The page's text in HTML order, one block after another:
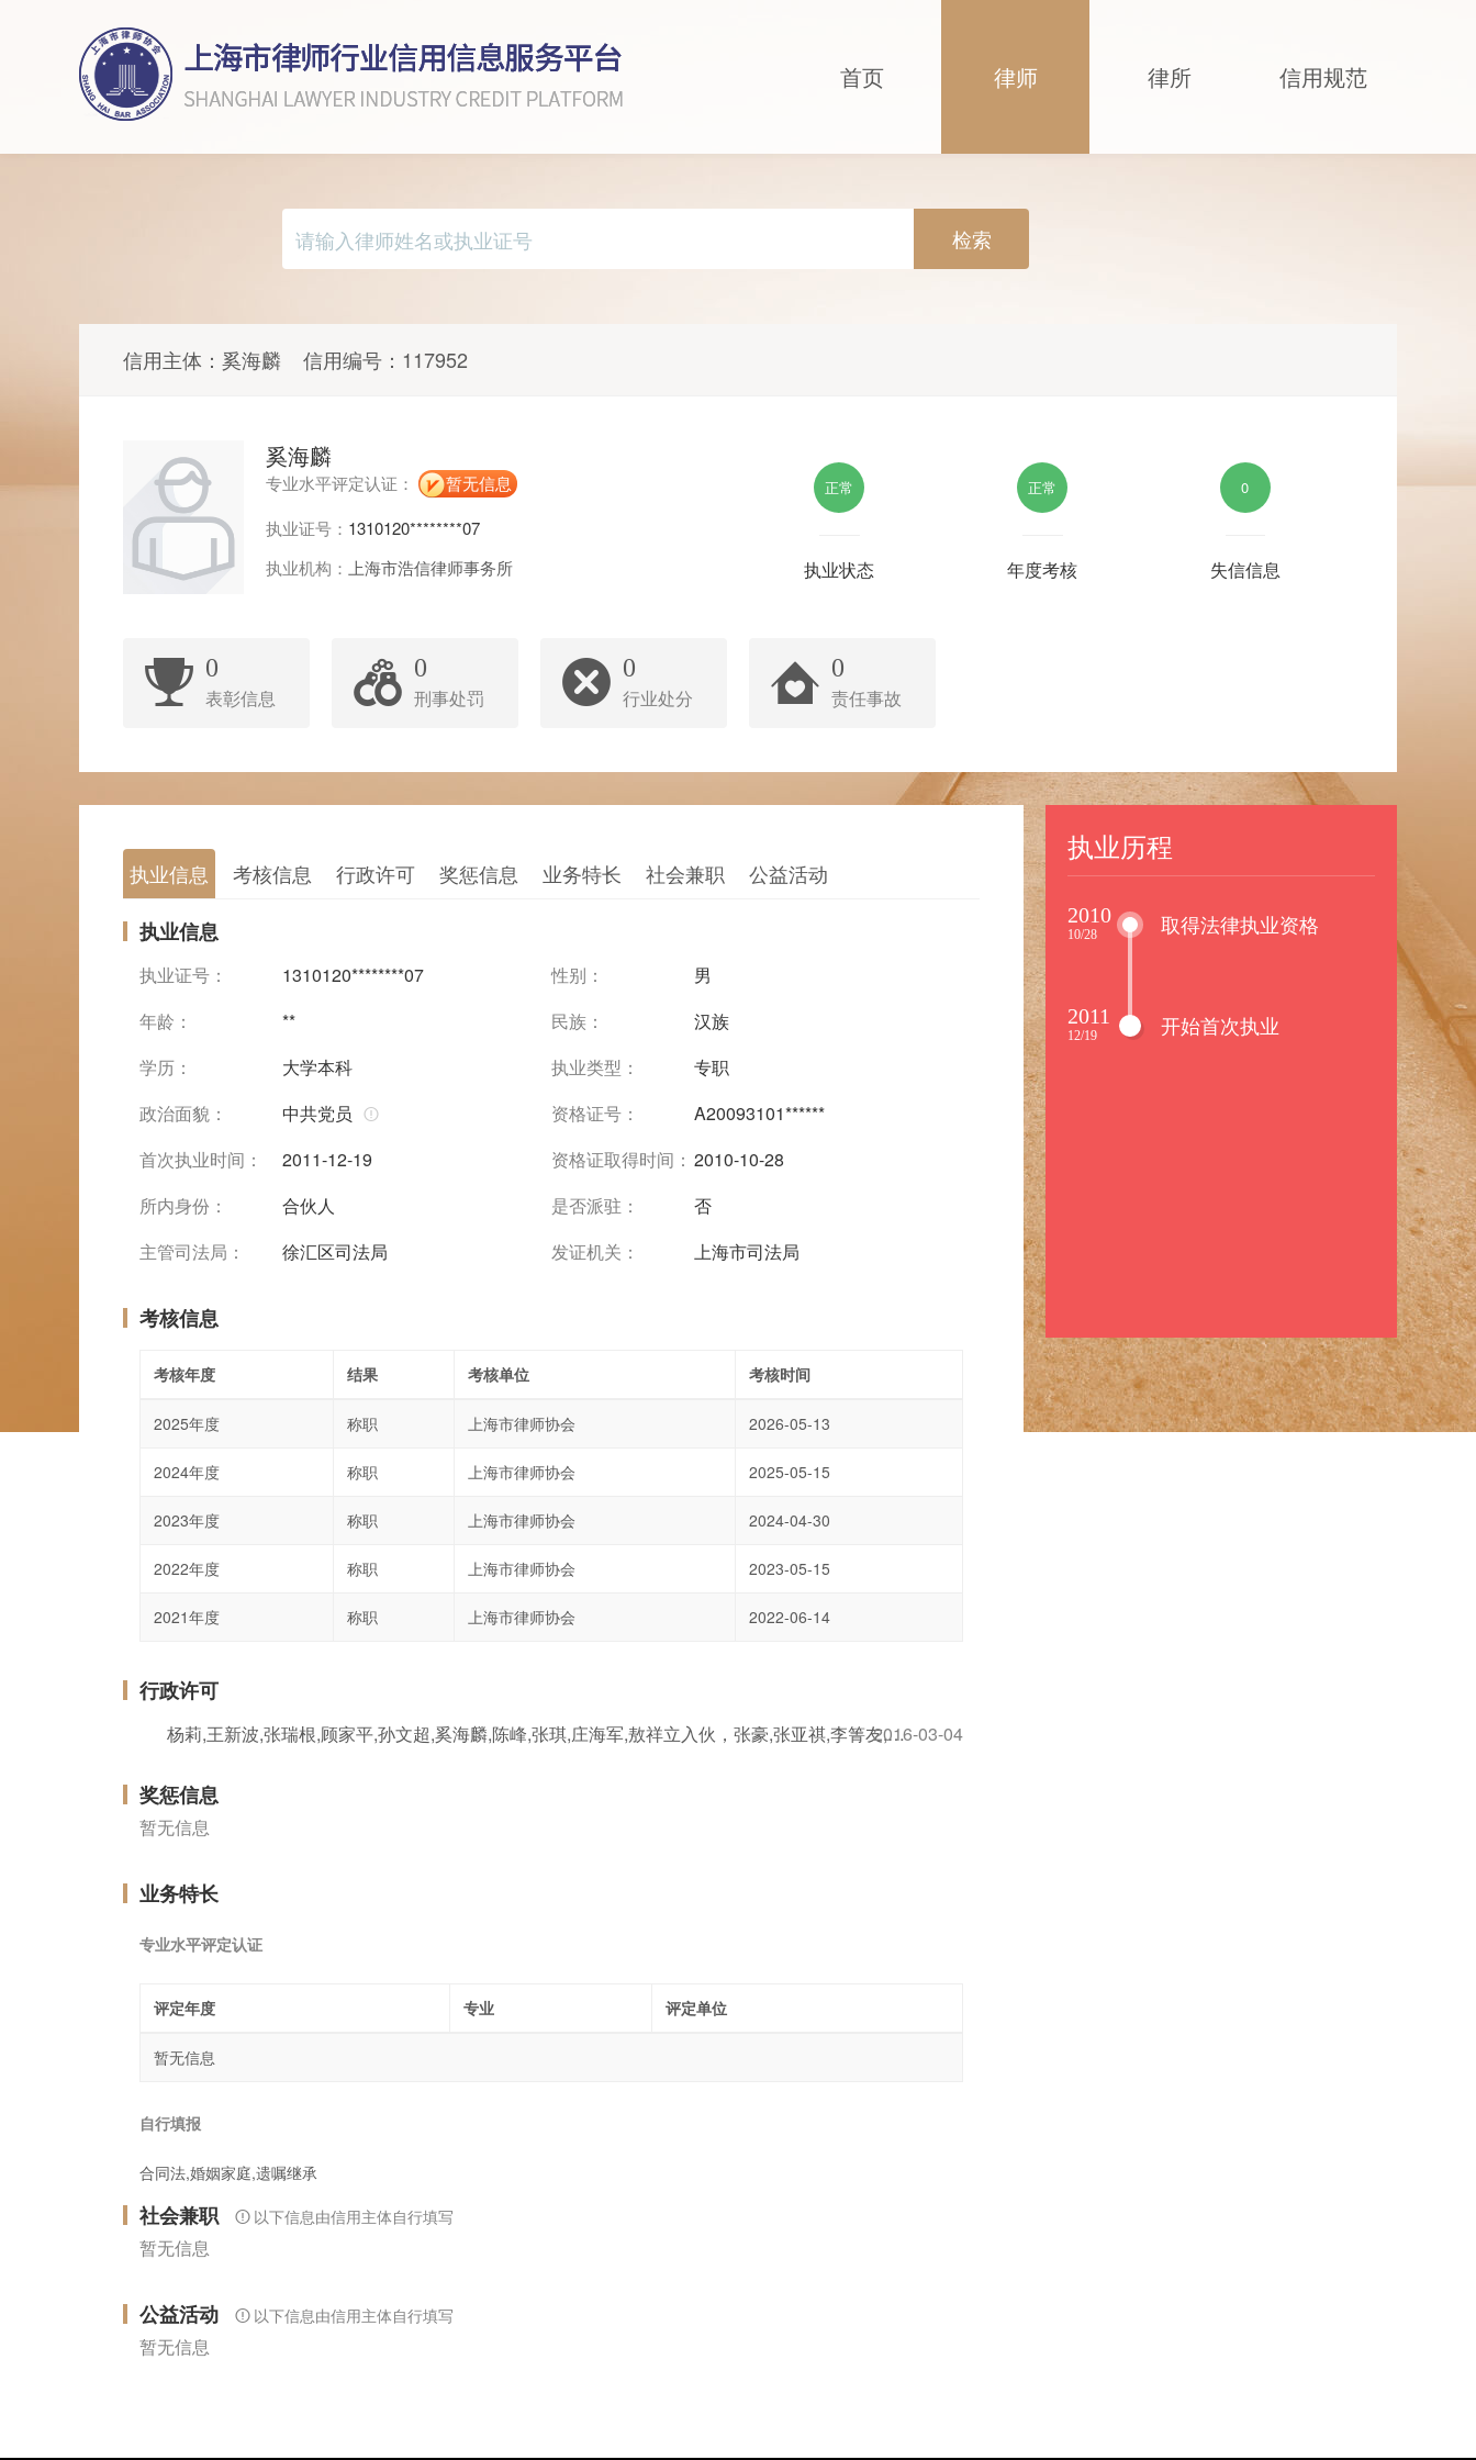
首页 律师 律所 信用规范
检索
信用主体： 奚海麟 信用编号： 117952
奚海麟
专业水平评定认证：
暂无信息
执业证号： 1310120********07
执业机构： 上海市浩信律师事务所
正常
执业状态
正常
年度考核
0
失信信息
0
表彰信息
0
刑事处罚
0
行业处分
0
责任事故
执业信息 考核信息 行政许可 奖惩信息 业务特长 社会兼职 公益活动
执业信息
执业证号： 1310120********07 性别：
男
年龄：
** 民族：
汉族
学历：
大学本科 执业类型：
专职
政治面貌：
中共党员 资格证号：
A20093101******
首次执业时间：
2011-12-19 资格证取得时间： 2010-10-28
所内身份：
合伙人 是否派驻：
否
主管司法局：
徐汇区司法局 发证机关： 上海市司法局
考核信息
考核年度 结果 考核单位 考核时间
2025年度 称职 上海市律师协会 2026-05-13
2024年度 称职 上海市律师协会 2025-05-15
2023年度 称职 上海市律师协会 2024-04-30
2022年度 称职 上海市律师协会 2023-05-15
2021年度 称职 上海市律师协会 2022-06-14
行政许可
2016-03-04
杨莉,王新波,张瑞根,顾家平,孙文超,奚海麟,陈峰,张琪,庄海军,敖祥立入伙，张豪,张亚祺,李箐友,任洋,郝一林退伙
奖惩信息
暂无信息
业务特长
专业水平评定认证
评定年度 专业 评定单位
暂无信息
自行填报
合同法,婚姻家庭,遗嘱继承
社会兼职 以下信息由信用主体自行填写
暂无信息
公益活动 以下信息由信用主体自行填写
暂无信息
执业历程
2010
10/28 取得法律执业资格
2011
12/19 开始首次执业